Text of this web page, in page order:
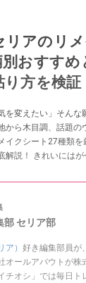
リアのリ
おすす
方を検証
を変えたい」そん
から木目調、話題の
イクシート27種類を
解説！ きれいにはが
部 セリア部
） 好き編集部員が
オールアバウトが
チオシ」では毎日ト